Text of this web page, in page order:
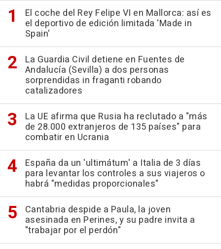
El coche del Rey Felipe VI en Mallorca: así es
el deportivo de edición limitada 'Made in
Spain'
La Guardia Civil detiene en Fuentes de
Andalucía (Sevilla) a dos personas
sorprendidas in fraganti robando
catalizadores
La UE afirma que Rusia ha reclutado a "más
de 28.000 extranjeros de 135 países" para
combatir en Ucrania
España da un 'ultimátum' a Italia de 3 días
para levantar los controles a sus viajeros o
habrá "medidas proporcionales"
Cantabria despide a Paula, la joven
asesinada en Perines, y su padre invita a
"trabajar por el perdón"